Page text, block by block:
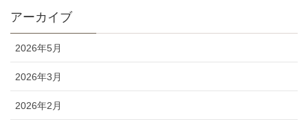
アーカイブ
2026年5月
2026年3月
2026年2月